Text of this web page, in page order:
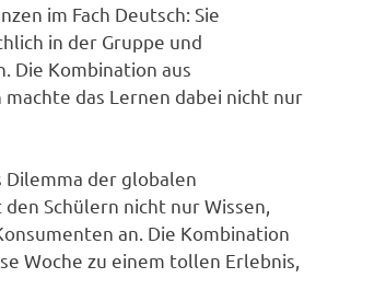
im Fach Deutsch: Sie
in der Gruppe und
Die Kombination aus
das Lernen dabei nicht nur
Dilemma der globalen
Schülern nicht nur Wissen,
an. Die Kombination
Woche zu einem tollen Erlebnis,